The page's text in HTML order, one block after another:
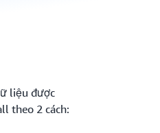
liệu được
theo 2 cách: